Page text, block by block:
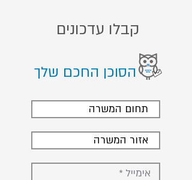
קבלו עדכונים
הסוכן החכם שלך
תחום המשרה
אזור המשרה